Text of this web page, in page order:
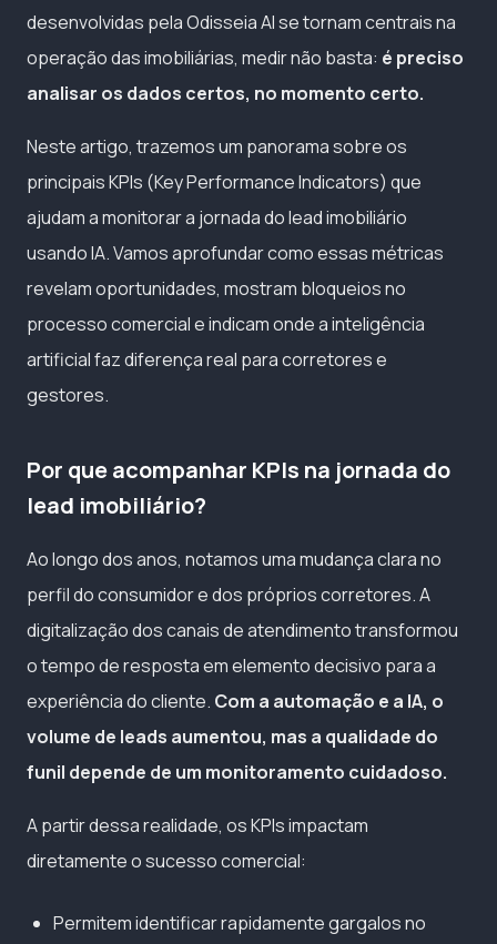
desenvolvidas pela Odisseia AI se tornam centrais na
operação das imobiliárias, medir não basta: é preciso
analisar os dados certos, no momento certo.
Neste artigo, trazemos um panorama sobre os
principais KPIs (Key Performance Indicators) que
ajudam a monitorar a jornada do lead imobiliário
usando IA. Vamos aprofundar como essas métricas
revelam oportunidades, mostram bloqueios no
processo comercial e indicam onde a inteligência
artificial faz diferença real para corretores e
gestores.
Por que acompanhar KPIs na jornada do
lead imobiliário?
Ao longo dos anos, notamos uma mudança clara no
perfil do consumidor e dos próprios corretores. A
digitalização dos canais de atendimento transformou
o tempo de resposta em elemento decisivo para a
experiência do cliente. Com a automação e a IA, o
volume de leads aumentou, mas a qualidade do
funil depende de um monitoramento cuidadoso.
A partir dessa realidade, os KPIs impactam
diretamente o sucesso comercial:
Permitem identificar rapidamente gargalos no